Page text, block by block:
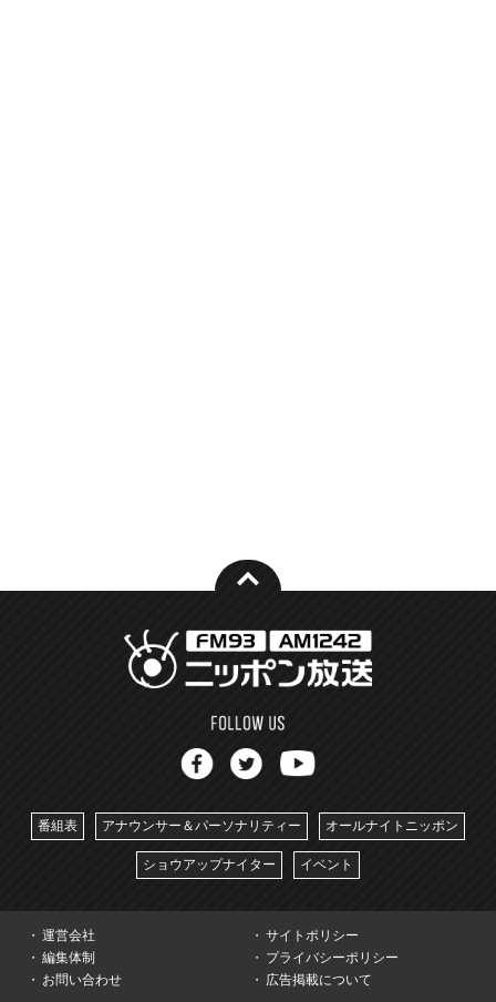
番組表 アナウンサー＆パーソナリティー オールナイトニッポン
ショウアップナイター イベント
運営会社
サイトポリシー
編集体制
プライバシーポリシー
お問い合わせ
広告掲載について